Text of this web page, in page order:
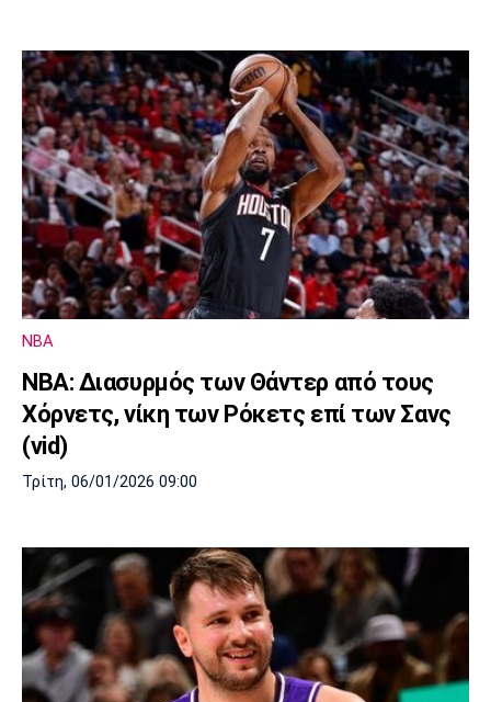
NBA
NBA: Διασυρμός των Θάντερ από τους
Χόρνετς, νίκη των Ρόκετς επί των Σανς
(vid)
Τρίτη, 06/01/2026 09:00